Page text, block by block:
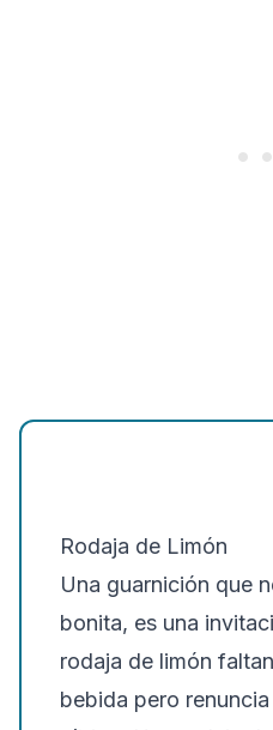
Rodaja de Limón
Una guarnición que
bonita, es una
rodaja de limón
bebida pero